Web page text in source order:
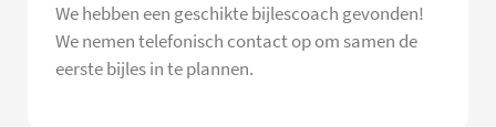
We hebben een geschikte bijlescoach gevonden!
We nemen telefonisch contact op om samen de
eerste bijles in te plannen.